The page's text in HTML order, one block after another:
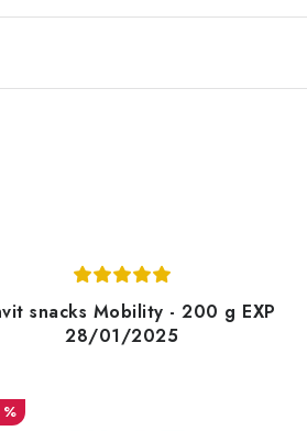
snacks Mobility - 200 g EXP
28/01/2025